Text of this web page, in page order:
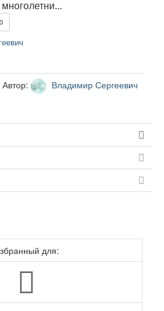
Автор: Владимир Сергеевич
для: